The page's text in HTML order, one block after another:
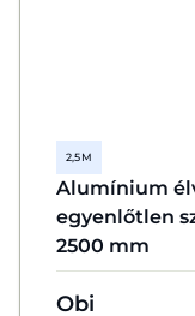
2,5 M
Alumínium
egyenlőtlen
2500 mm
Obi